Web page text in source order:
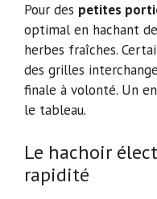
Pour des petites
optimal en hachant
herbes fraîches.
des grilles
finale à volonté. Un
le tableau.
Le hachoir
rapidité